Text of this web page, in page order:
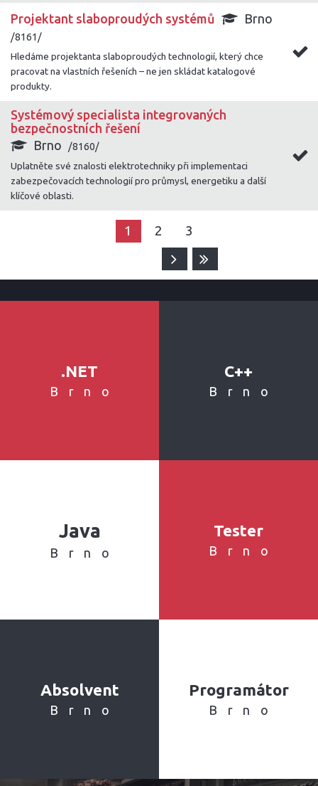
Projektant slaboproudých systémů Brno
/8161/
Hledáme projektanta slaboproudých technologií, který chce
pracovat na vlastních řešeních – ne jen skládat katalogové
produkty.
Systémový specialista integrovaných
bezpečnostních řešení
Brno
/8160/
Uplatněte své znalosti elektrotechniky při implementaci
zabezpečovacích technologií pro průmysl, energetiku a další
klíčové oblasti.
1 2 3
.NET
Brno
C++
Brno
Java
Brno
Tester
Brno
Absolvent
Brno
Programátor
Brno